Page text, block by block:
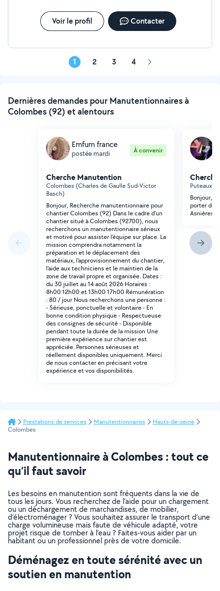
Voir le profil Contacter
1 2 3 4 Page
Dernières demandes pour Manutentionnaires à
Colombes (92) et alentours
Emfum france
postée mardi À convenir
Cherche Manutention
Colombes (Charles de Gaulle Sud-Victor
Basch)
Bonjour, Recherche manutentionnaire pour
chantier Colombes (92) Dans le cadre d'un
chantier situé à Colombes (92700), nous
recherchons un manutentionnaire sérieux
et motivé pour assister l'équipe sur place. La
mission comprendra notamment la
préparation et le déplacement des
matériaux, l'approvisionnement du chantier,
l'aide aux techniciens et le maintien de la
zone de travail propre et organisée. Dates :
du 30 juillet au 14 août 2026 Horaires :
8h00 12h00 et 13h00 17h00 Rémunération
: 80 / jour Nous recherchons une personne :
- Sérieuse, ponctuelle et volontaire - En
bonne condition physique - Respectueuse
des consignes de sécurité - Disponible
pendant toute la durée de la mission Une
première expérience sur chantier est
appréciée. Personnes sérieuses et
réellement disponibles uniquement. Merci
de nous contacter en précisant votre
expérience et vos disponibilités.
Puteaux
Bonjour,
porter des
Asnières
Prestations de services Manutentionnaires
Hauts-de-seine
Colombes
Manutentionnaire à Colombes : tout ce
qu’il faut savoir
Les besoins en manutention sont fréquents dans la vie de
tous les jours. Vous recherchez de l’aide pour un chargement
ou un déchargement de marchandises, de mobilier,
d’électroménager ? Vous souhaitez assurer le transport d’une
charge volumineuse mais faute de véhicule adapté, votre
projet risque de tomber à l’eau ? Faites-vous aider par un
habitant ou un professionnel près de votre domicile.
Déménagez en toute sérénité avec un
soutien en manutention